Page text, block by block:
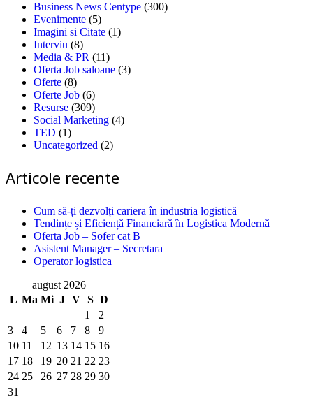
Business News Centype (300)
Evenimente (5)
Imagini si Citate (1)
Interviu (8)
Media & PR (11)
Oferta Job saloane (3)
Oferte (8)
Oferte Job (6)
Resurse (309)
Social Marketing (4)
TED (1)
Uncategorized (2)
Articole recente
Cum să-ți dezvolți cariera în industria logistică
Tendințe și Eficiență Financiară în Logistica Modernă
Oferta Job – Sofer cat B
Asistent Manager – Secretara
Operator logistica
august 2026
L Ma Mi J V S D
1
2
3
4 5 6 7 8
9
10 11 12 13 14 15 16
17 18 19 20 21 22 23
24 25 26 27 28 29 30
31